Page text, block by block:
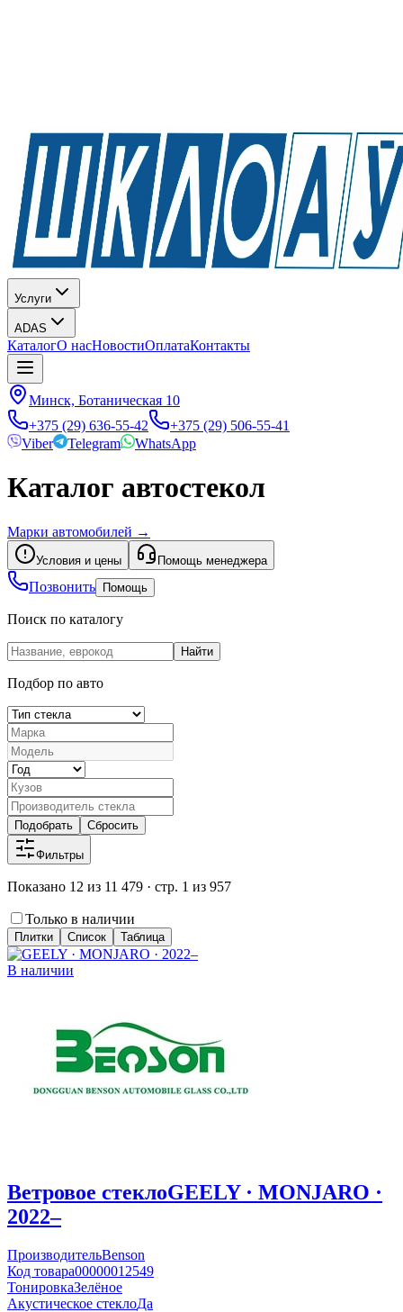
Услуги
ADAS
КаталогО насНовостиОплатаКонтакты
Минск, Ботаническая 10
+375 (29) 636-55-42
+375 (29) 506-55-41
Viber
Telegram WhatsApp
Каталог автостекол
Марки автомобилей →
Условия и цены Помощь менеджера
Позвонить Помощь
Поиск по каталогу
Найти
Подбор по авто
Подобрать Сбросить
Фильтры
Показано 12 из 11 479 · стр. 1 из 957
Только в наличии
Плитки Список Таблица
В наличии
Ветровое стеклоGEELY · MONJARO ·
2022–
ПроизводительBenson
Код товара00000012549
ТонировкаЗелёное
Акустическое стеклоДа